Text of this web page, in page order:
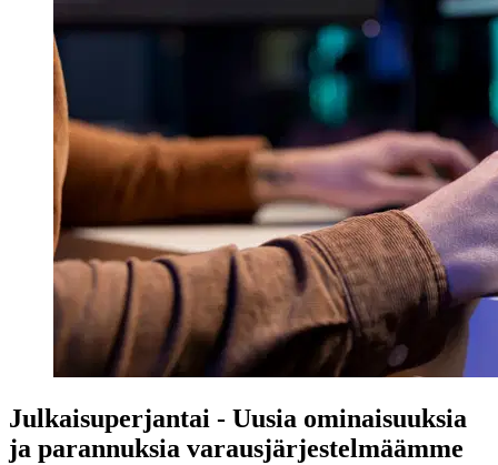
Julkaisuperjantai - Uusia ominaisuuksia
ja parannuksia varausjärjestelmäämme